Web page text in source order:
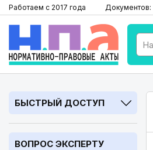
Работаем с 2017 года Документов:
БЫСТРЫЙ ДОСТУП
ВОПРОС ЭКСПЕРТУ